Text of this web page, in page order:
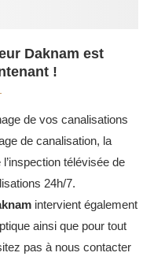
Daknam est
!
de vos canalisations
de canalisation, la
télévisée de
24h/7.
intervient également
ainsi que pour tout
pas à nous contacter